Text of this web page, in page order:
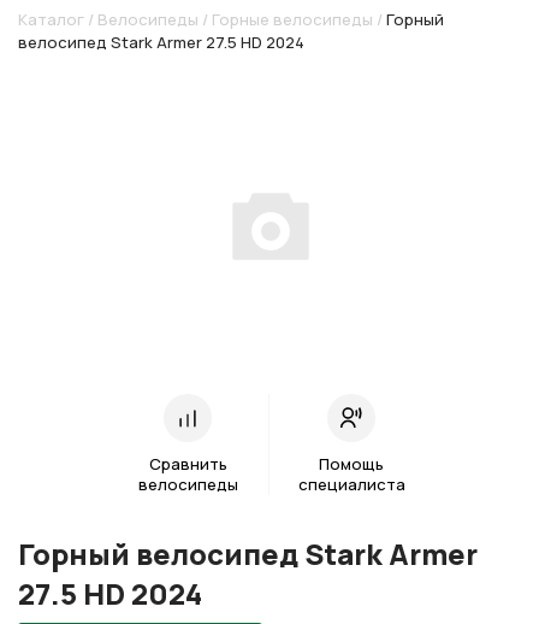
Каталог / Велосипеды / Горные велосипеды / Горный
велосипед Stark Armer 27.5 HD 2024
Сравнить
велосипеды
Помощь
специалиста
Горный велосипед Stark Armer
27.5 HD 2024